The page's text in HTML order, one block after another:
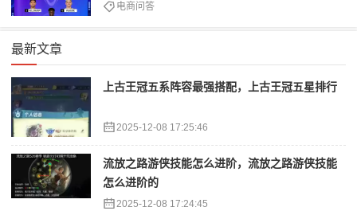
电商问答
最新文章
上古王冠五系阵容最强搭配，上古王冠五星排行
2025-12-08 17:25:46
流放之路游侠技能怎么进阶，流放之路游侠技能
怎么进阶的
2025-12-08 17:24:45